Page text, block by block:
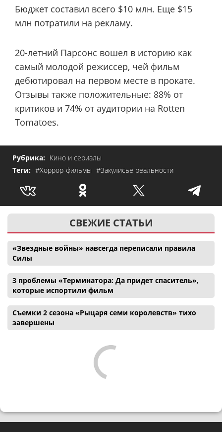
Бюджет составил всего $10 млн. Еще $15
млн потратили на рекламу.
20-летний Парсонс вошел в историю как
самый молодой режиссер, чей фильм
дебютировал на первом месте в прокате.
Отзывы также положительные: 88% от
критиков и 74% от аудитории на Rotten
Tomatoes.
Рубрика: Кино и сериалы
Теги: #Хоррор-фильмы #Закулисье реальности
СВЕЖИЕ СТАТЬИ
«Звездные войны» навсегда переписали правила
Силы
3 проблемы «Терминатора: Да придет спаситель»,
которые испортили фильм
Съемки 2 сезона «Рыцаря семи королевств» тихо
завершены